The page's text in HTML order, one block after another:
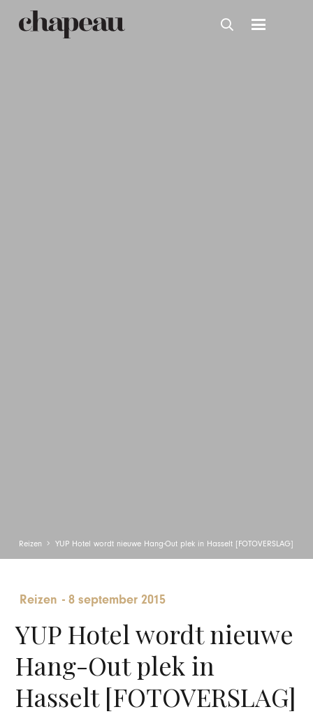
Reizen YUP Hotel wordt nieuwe Hang-Out plek in Hasselt [FOTOVERSLAG]
Reizen -8 september 2015
YUP Hotel wordt nieuwe
Hang-Out plek in
Hasselt [FOTOVERSLAG]